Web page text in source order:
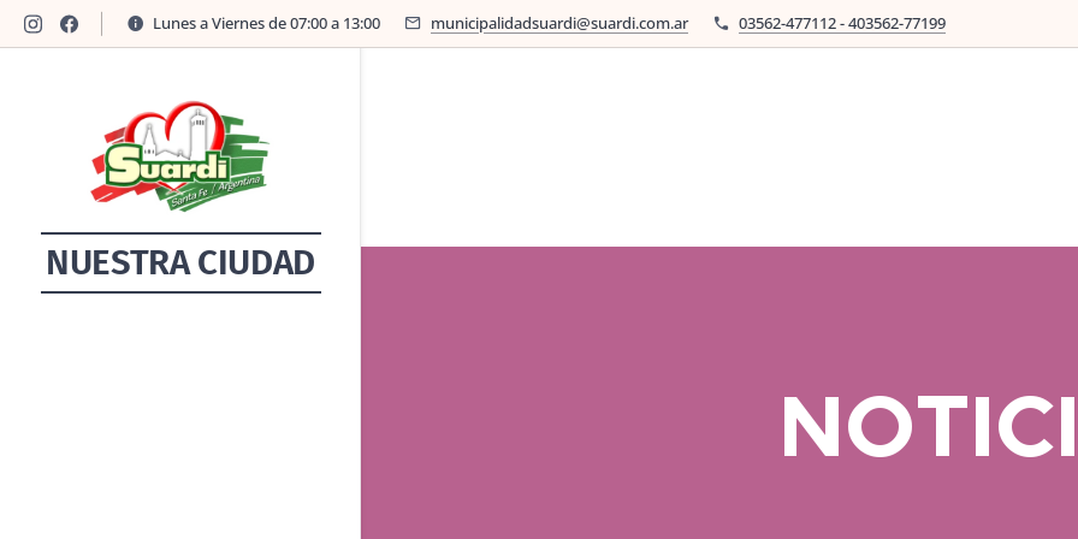
Lunes a Viernes de 07:00 a 13:00 municipalidadsuardi@suardi.com.ar 03562-477112 - 403562-77199
NUESTRA CIUDAD